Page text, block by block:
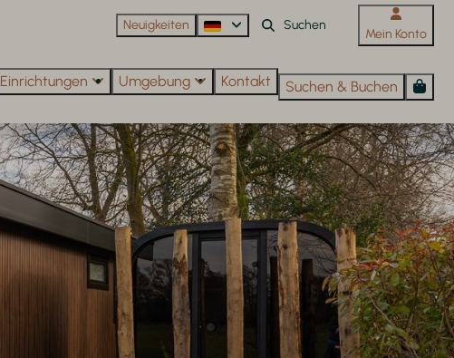
Neuigkeiten
Mein Konto
Einrichtungen Umgebung Kontakt Suchen & Buchen